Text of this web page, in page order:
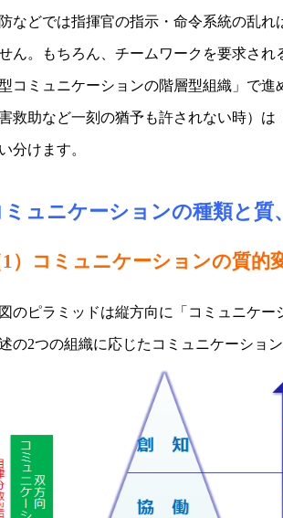
などでは指揮官の指示・命令系統の乱
ん。もちろん、チームワークを要求さ
コミュニケーションの階層型組織」で
救助など一刻の猶予も許されない時）
分けます。
ミュニケーションの種類と質
1）コミュニケーションの質的
のピラミッドは縦方向に「コミュニケー
の2つの組織に応じたコミュニケーショ